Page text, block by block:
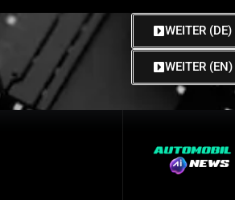
WEITER (DE)
WEITER (EN)